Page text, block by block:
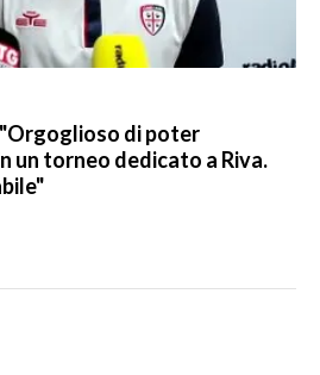
di poter
un torneo dedicato a Riva.